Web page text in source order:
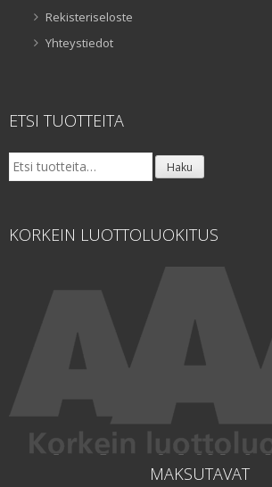
Rekisteriseloste
Yhteystiedot
ETSI TUOTTEITA
Etsi: Haku
KORKEIN LUOTTOLUOKITUS
MAKSUTAVAT